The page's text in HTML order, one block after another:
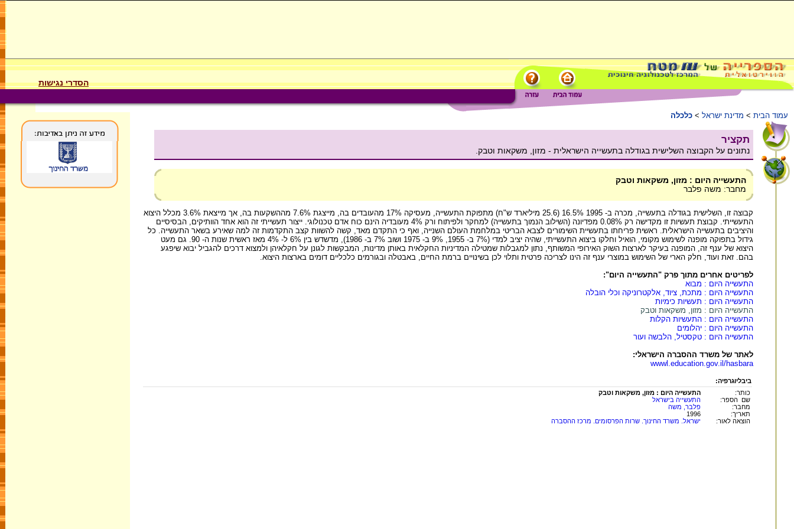
הסדרי נגישות
עמוד הבית > מדינת ישראל > כלכלה
תקציר
נתונים על הקבוצה השלישית בגודלה בתעשייה הישראלית - מזון, משקאות וטבק.
התעשייה היום : מזון, משקאות וטבק
מחבר: משה פלבר
קבוצה זו, השלישית בגודלה בתעשייה, מכרה ב- 1995 16.5% (25.6 מיליארד ש"ח) מתפוקת התעשייה, מעסיקה 17% מהעובדים בה, מייצגת 7.6% מההשקעות בה, אך מייצאת 3.6% מכלל היצוא
התעשייתי. קבוצת תעשיות זו מקדישה רק 0.08% מפדיונה (השילוב הנמוך בתעשייה) למחקר ולפיתוח ורק 4% מעובדיה הינם כוח אדם טכנולוגי. ייצור תעשייתי זה הוא אחד הוותיקים, הבסיסיים
והיציבים בתעשייה הישראלית. ראשית פריחתו בתעשיית השימורים לצבא הבריטי במלחמת העולם השנייה, ואף כי התקדם מאד, קשה להשוות קצב התקדמות זה למה שאירע בשאר התעשייה. כל
גידול בתפוקה מופנה לשימוש מקומי, הואיל וחלקו ביצוא התעשייתי, שהיה יציב למדי (7% ב- 1955, 9% ב- 1975 ושוב 7% ב- 1986), מדשדש בין 6% ל- 4% מאז ראשית שנות ה- 90. גם מעט
היצוא של ענף זה, המופנה בעיקר לארצות השוק האירופי המשותף, נתון למגבלות שמטילה המדיניות החקלאית באותן מדינות, המבקשות לגונן על חקלאיהן ולמצוא דרכים להגביל יבוא שיפגע
בהם. זאת ועוד, חלק הארי של השימוש במוצרי ענף זה הינו לצריכה פרטית ותלוי לכן בשינויים ברמת החיים, באבטלה ובגורמים כלכליים דומים בארצות היצוא.
לפריטים אחרים מתוך פרק "התעשייה היום":
התעשייה היום : מבוא
התעשייה היום : מתכת, ציוד, אלקטרוניקה וכלי הובלה
התעשייה היום : תעשיות כימיות
התעשייה היום : מזון, משקאות וטבק
התעשייה היום : התעשיות הקלות
התעשייה היום : יהלומים
התעשייה היום : טקסטיל, הלבשה ועור
לאתר של משרד ההסברה הישראלי:
wwwl.education.gov.il/hasbara
ביבליוגרפיה:
כותר:
התעשייה היום : מזון, משקאות וטבק
שם הספר:
התעשייה בישראל
מחבר:
פלבר, משה
תאריך:
1996
הוצאה לאור:
ישראל. משרד החינוך. שרות הפרסומים. מרכז ההסברה